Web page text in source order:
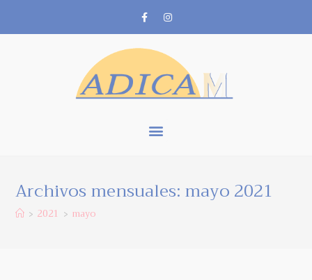
Archivos mensuales: mayo 2021
> 2021 > mayo